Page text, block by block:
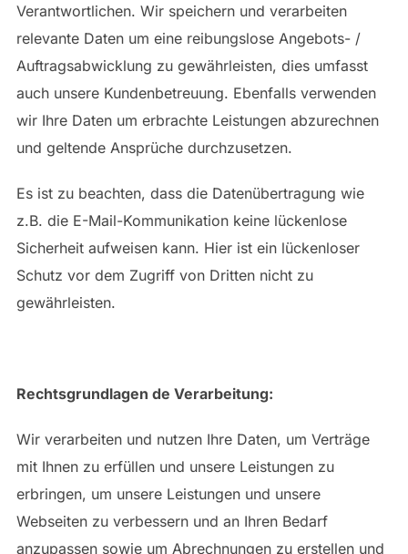
Verantwortlichen. Wir speichern und verarbeiten
relevante Daten um eine reibungslose Angebots- /
Auftragsabwicklung zu gewährleisten, dies umfasst
auch unsere Kundenbetreuung. Ebenfalls verwenden
wir Ihre Daten um erbrachte Leistungen abzurechnen
und geltende Ansprüche durchzusetzen.
Es ist zu beachten, dass die Datenübertragung wie
z.B. die E-Mail-Kommunikation keine lückenlose
Sicherheit aufweisen kann. Hier ist ein lückenloser
Schutz vor dem Zugriff von Dritten nicht zu
gewährleisten.
Rechtsgrundlagen de Verarbeitung:
Wir verarbeiten und nutzen Ihre Daten, um Verträge
mit Ihnen zu erfüllen und unsere Leistungen zu
erbringen, um unsere Leistungen und unsere
Webseiten zu verbessern und an Ihren Bedarf
anzupassen sowie um Abrechnungen zu erstellen und